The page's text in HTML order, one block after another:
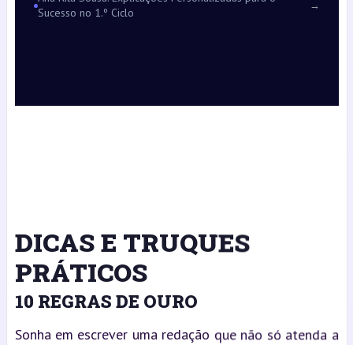
Sucesso no 1.º Ciclo
→
DICAS E TRUQUES
PRÁTICOS
10 REGRAS DE OURO
Sonha em escrever uma redação que não só atenda a